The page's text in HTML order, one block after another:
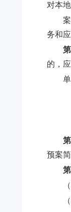
对本
务和
的，
预案